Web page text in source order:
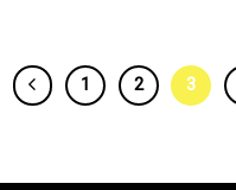
1 2 3